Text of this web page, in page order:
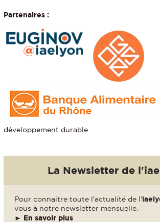
Partenaires :
développement durable
La Newsletter de
Pour connaitre toute l'actualité de l'
vous à notre newsletter mensuelle.
► En savoir plus